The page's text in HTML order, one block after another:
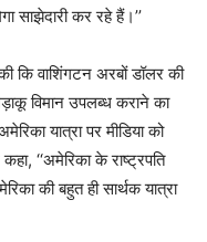
साझेदारी कर रहे हैं।’’
कि वाशिंगटन अरबों डॉलर की
विमान उपलब्ध कराने का
यात्रा पर मीडिया को
‘‘अमेरिका के राष्ट्रपति
की बहुत ही सार्थक यात्रा